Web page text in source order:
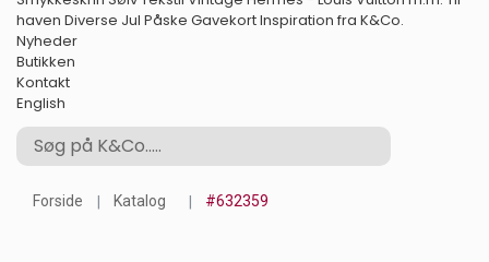
haven Diverse Jul Påske GavekortInspiration fra K&Co.
Nyheder
Butikken
Kontakt
English
Forside Katalog #632359